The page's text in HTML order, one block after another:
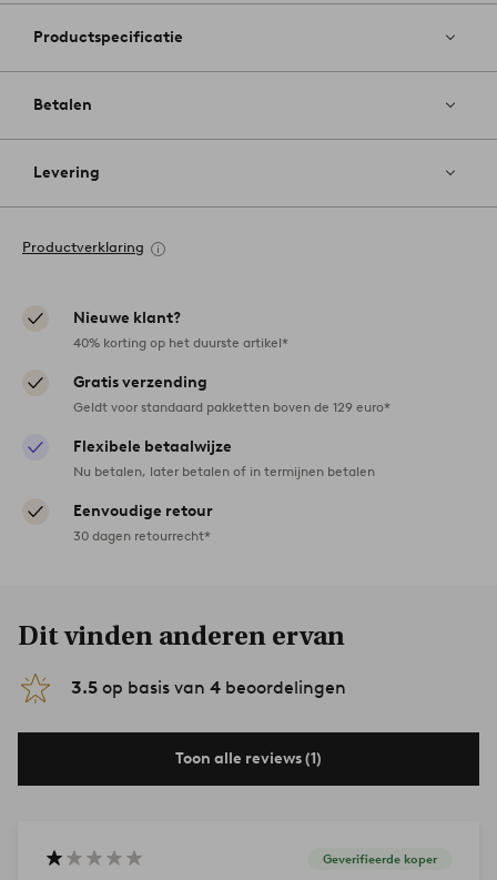
Productspecificatie
Betalen
Levering
Productverklaring
Nieuwe klant?
40% korting op het duurste artikel*
Gratis verzending
Geldt voor standaard pakketten boven de 129 euro*
Flexibele betaalwijze
Nu betalen, later betalen of in termijnen betalen
Eenvoudige retour
30 dagen retourrecht*
Dit vinden anderen ervan
3.5 op basis van 4 beoordelingen
Toon alle reviews (1)
Geverifieerde koper